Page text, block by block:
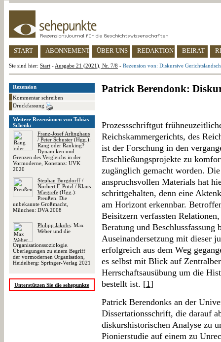
START ABONNEMENT ÜBER UNS REDAKTION BEIRAT
Sie sind hier: Start - Ausgabe 21 (2021), Nr. 7/8 - Rezension von: Diskursive
Rezension
Kommentar schreiben
Druckfassung
Weitere Rezensionen von Tobias
Schenk:
Franz-Josef Arlinghaus
/ Peter Schuster (Hgg.):
Rang oder Ranking?
Dynamiken und
Grenzen des Vergleichs in der
Vormoderne, Konstanz: UVK
2020
Stephan Burgdorff /
Norbert F. Pötzl / Klaus
Wiegrefe (Hgg.):
Preußen. Die
unbekannte Großmacht,
München: DVA 2008
Philipp Jakobs: Max
Weber und die
Organisationssoziologie.
Überlegungen zu einem Begriff
der vormodernen Organisation,
Heidelberg: Springer-Verlag 2021
Unterstützen Sie die sehepunkte
Patrick Berendonk:
Prozessschriftgut
Reichskammergerichts, des
ist der Forschung in den
Erschließungsprojekte zu
zugänglich gemacht worden.
anspruchsvollen Materials hat
schrittgehalten, denn eine
am Horizont erkennbar.
Beisitzern verfassten
Beratung und Beschlussfassung
Auseinandersetzung mit dieser
erfolgreich aus dem Weg
es selbst mit Blick auf
Herrschaftsausübung um die
bestellt ist. [1]
Patrick Berendonks an der
Dissertationsschrift, die darauf
diskurshistorischen Analyse zu
Pionierstudie auf einem zu